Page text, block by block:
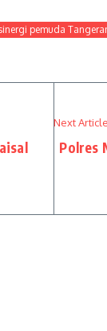
pemuda
Next Article
Polres